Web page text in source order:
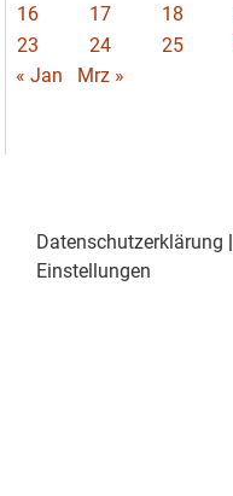
16
17 18
23
24 25
« Jan
Mrz »
Datenschutzerklärung |
Einstellungen